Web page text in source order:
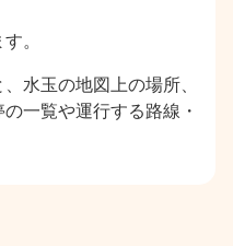
。
水玉の地図上の場所、
一覧や運行する路線・